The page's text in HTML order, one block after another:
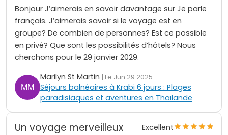
Bonjour J’aimerais en savoir davantage sur Je parle
français. J’aimerais savoir si le voyage est en
groupe? De combien de personnes? Est ce possible
en privé? Que sont les possibilités d’hôtels? Nous
cherchons pour le 29 janvier 2029.
Marilyn St Martin | Le Jun 29 2025
Séjours balnéaires à Krabi 6 jours : Plages
paradisiaques et aventures en Thaïlande
Un voyage merveilleux
Excellent